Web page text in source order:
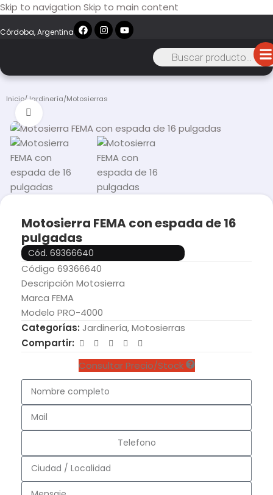
Skip to navigation Skip to main content
Córdoba, Argentina
Inicio/Jardinería/Motosierras
Motosierra FEMA con espada de 16
pulgadas
Cód. 69366640
Código 69366640
Descripción Motosierra
Marca FEMA
Modelo PRO-4000
Categorías: Jardinería,Motosierras
Compartir:
Consultar Precio/Stock